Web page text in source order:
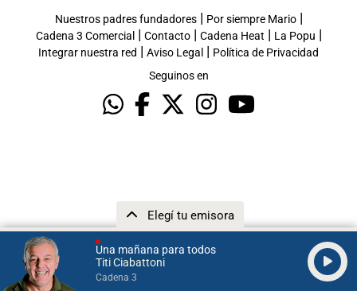
Una mañana para todos
Titi Ciabattoni
Cadena 3
Elegí tu emisora
Nuestros padres fundadores| Por siempre Mario|
Cadena 3 Comercial | Contacto| Cadena Heat | La Popu |
Integrar nuestra red | Aviso Legal | Política de Privacidad
Seguinos en